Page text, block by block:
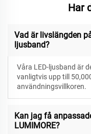
Har
Vad är livslängden
ljusband?
Våra LED-ljusband är
vanligtvis upp till
användningsvillkoren.
Kan jag få
LUMIMORE?